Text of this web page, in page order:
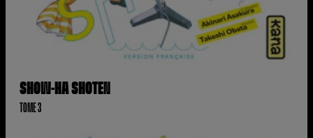
SHOW-HA SHOTEN
TOME 3